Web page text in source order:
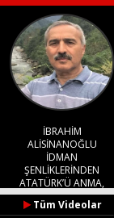
İBRAHİM
ALİSİNANOĞLU
İDMAN
ŞENLİKLERİNDEN
ATATÜRK’Ü ANMA,
GENÇLİK VE SPOR
BAYRAMI’NA
Tüm Videolar